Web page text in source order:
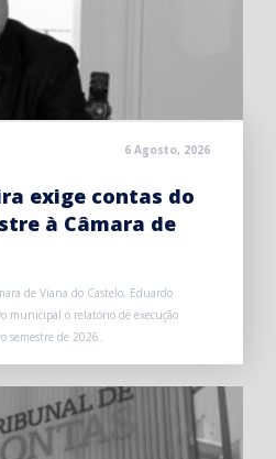
6 Agosto, 2026
exige contas do
à Câmara de
de Viana do Castelo, Eduardo
municipal o relatório de execução
semestre de 2026.